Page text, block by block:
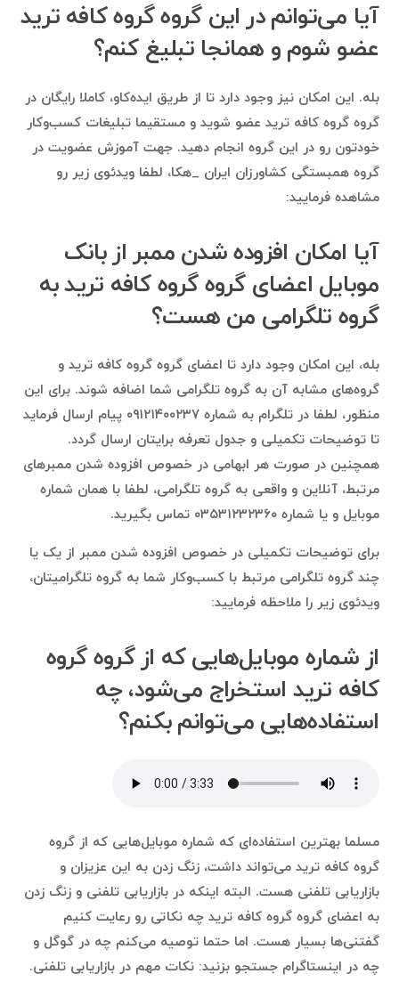
آیا می‌توانم در این گروه گروه کافه ترید
عضو شوم و همانجا تبلیغ کنم؟
بله. این امکان نیز وجود دارد تا از طریق ایده‌کاو، کاملا رایگان در
گروه گروه کافه ترید عضو شوید و مستقیما تبلیغات کسب‌وکار
خودتون رو در این گروه انجام دهید. جهت آموزش عضویت در
گروه همبستگی کشاورزان ایران _هکا، لطفا ویدئوی زیر رو
مشاهده فرمایید:
آیا امکان افزوده شدن ممبر از بانک
موبایل اعضای گروه گروه کافه ترید به
گروه تلگرامی من هست؟
بله، این امکان وجود دارد تا اعضای گروه گروه کافه ترید و
گروه‌های مشابه آن به گروه تلگرامی شما اضافه شوند. برای این
منظور، لطفا در تلگرام به شماره ۰۹۱۲۱۴۰۰۲۳۷ پیام ارسال فرماید
تا توضیحات تکمیلی و جدول تعرفه برایتان ارسال گردد.
همچنین در صورت هر ابهامی در خصوص افزوده شدن ممبرهای
مرتبط، آنلاین و واقعی به گروه تلگرامی، لطفا با همان شماره
موبایل و یا شماره ۰۳۵۳۱۲۳۲۳۶۰ تماس بگیرید.
برای توضیحات تکمیلی در خصوص افزوده شدن ممبر از یک یا
چند گروه تلگرامی مرتبط با کسب‌وکار شما به گروه تلگرامیتان،
ویدئوی زیر را ملاحظه فرمایید:
از شماره موبایل‌هایی که از گروه گروه
کافه ترید استخراج می‌شود، چه
استفاده‌هایی می‌توانم بکنم؟
مسلما بهترین استفاده‌ای که شماره موبایل‌هایی که از گروه
گروه کافه ترید می‌تواند داشت، زنگ زدن به این عزیزان و
بازاریابی تلفنی هست. البته اینکه در بازاریابی تلفنی و زنگ زدن
به اعضای گروه گروه کافه ترید چه نکاتی رو رعایت کنیم
گفتنی‌ها بسیار هست. اما حتما توصیه می‌کنم چه در گوگل و
چه در اینستاگرام جستجو بزنید: نکات مهم در بازاریابی تلفنی.